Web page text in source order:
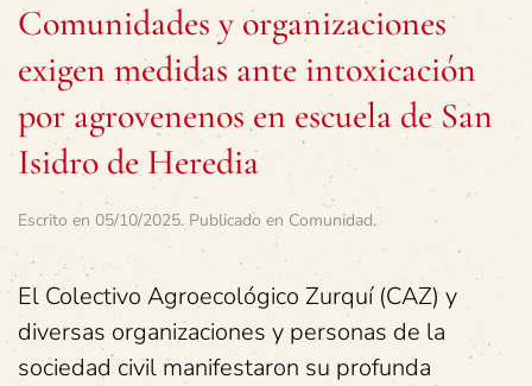
Comunidades y organizaciones
exigen medidas ante intoxicación
por agrovenenos en escuela de San
Isidro de Heredia
Escrito en 05/10/2025. Publicado en Comunidad.
El Colectivo Agroecológico Zurquí (CAZ) y
diversas organizaciones y personas de la
sociedad civil manifestaron su profunda